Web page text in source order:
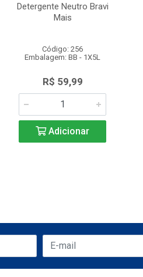
Detergente Neutro Bravi
Mais
Código: 256
Embalagem: BB - 1X5L
R$ 59,99
Adicionar